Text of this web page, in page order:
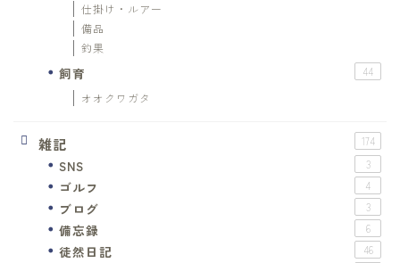
仕掛け・ルアー
備品
釣果
飼育 44
オオクワガタ
雑記 174
SNS 3
ゴルフ 4
ブログ 3
備忘録 6
徒然日記 46